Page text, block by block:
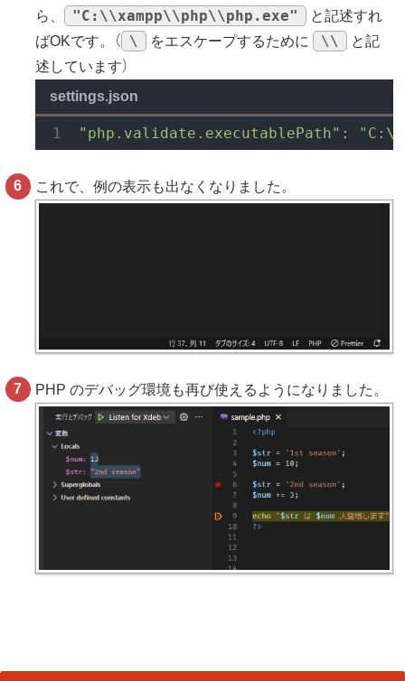
ら、
"C:\\xampp\\php\\php.exe"
と記述すれ
ばOKです。（
\ をエスケープするために \\
と記
述しています）
settings.json
"php.validate.executablePath" :
これで、例の表示も出なくなりました。
PHP のデバッグ環境も再び使えるようになりました。